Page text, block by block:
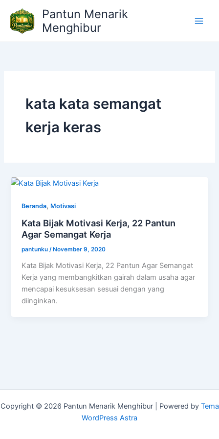
konten
Pantun Menarik
Menghibur
kata kata semangat
kerja keras
Beranda, Motivasi
Kata Bijak Motivasi Kerja, 22 Pantun
Agar Semangat Kerja
pantunku /November 9, 2020
Kata Bijak Motivasi Kerja, 22 Pantun Agar Semangat
Kerja yang membangkitkan gairah dalam usaha agar
mencapai kesuksesan sesuai dengan yang
diinginkan.
Copyright © 2026 Pantun Menarik Menghibur | Powered by Tema
WordPress Astra